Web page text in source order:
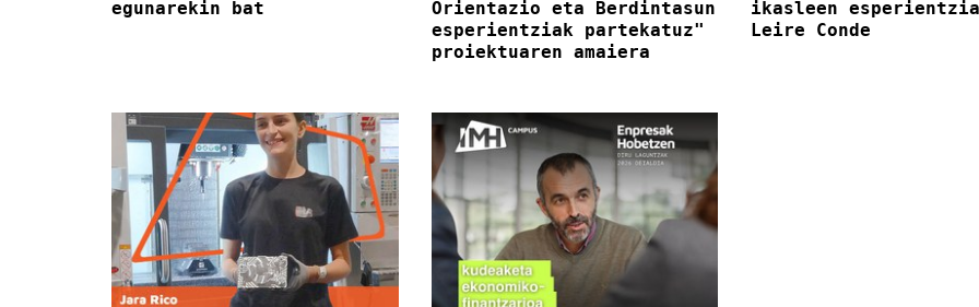
egunarekin bat
Orientazio eta Berdintasun
esperientziak partekatuz"
proiektuaren amaiera
ikasleen
Leire Conde